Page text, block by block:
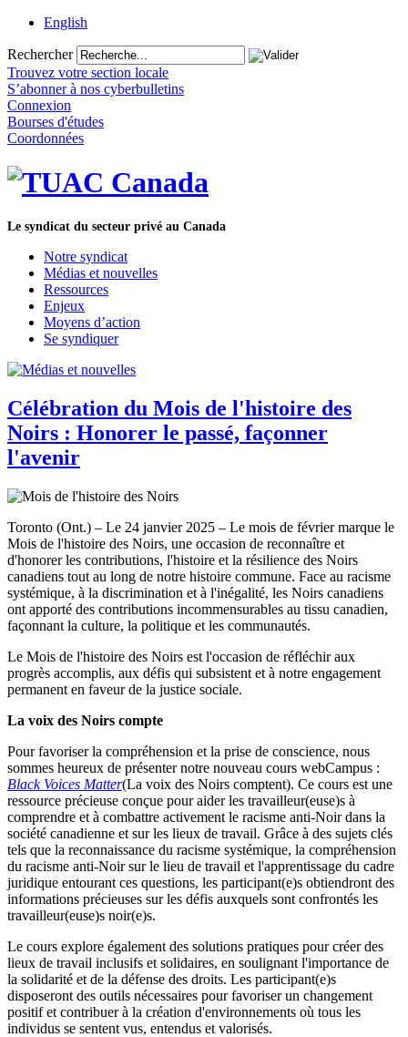
English
Rechercher
Trouvez votre section locale
S’abonner à nos cyberbulletins
Connexion
Bourses d'études
Coordonnées
Le syndicat du secteur privé au Canada
Notre syndicat
Médias et nouvelles
Ressources
Enjeux
Moyens d’action
Se syndiquer
Célébration du Mois de l'histoire des
Noirs : Honorer le passé, façonner
l'avenir
Toronto (Ont.) – Le 24 janvier 2025 – Le mois de février marque le
Mois de l'histoire des Noirs, une occasion de reconnaître et
d'honorer les contributions, l'histoire et la résilience des Noirs
canadiens tout au long de notre histoire commune. Face au racisme
systémique, à la discrimination et à l'inégalité, les Noirs canadiens
ont apporté des contributions incommensurables au tissu canadien,
façonnant la culture, la politique et les communautés.
Le Mois de l'histoire des Noirs est l'occasion de réfléchir aux
progrès accomplis, aux défis qui subsistent et à notre engagement
permanent en faveur de la justice sociale.
La voix des Noirs compte
Pour favoriser la compréhension et la prise de conscience, nous
sommes heureux de présenter notre nouveau cours webCampus :
Black Voices Matter(La voix des Noirs comptent). Ce cours est une
ressource précieuse conçue pour aider les travailleur(euse)s à
comprendre et à combattre activement le racisme anti-Noir dans la
société canadienne et sur les lieux de travail. Grâce à des sujets clés
tels que la reconnaissance du racisme systémique, la compréhension
du racisme anti-Noir sur le lieu de travail et l'apprentissage du cadre
juridique entourant ces questions, les participant(e)s obtiendront des
informations précieuses sur les défis auxquels sont confrontés les
travailleur(euse)s noir(e)s.
Le cours explore également des solutions pratiques pour créer des
lieux de travail inclusifs et solidaires, en soulignant l'importance de
la solidarité et de la défense des droits. Les participant(e)s
disposeront des outils nécessaires pour favoriser un changement
positif et contribuer à la création d'environnements où tous les
individus se sentent vus, entendus et valorisés.